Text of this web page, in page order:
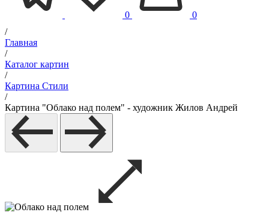
0
0
/
Главная
/
Каталог картин
/
Картина Стили
/
Картина "Облако над полем" - художник Жилов Андрей